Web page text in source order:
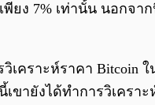
พียง 7% เท่านั้น นอกจ
เคราะห์ราคา Bitcoin
ขายังได้ทำการวิเครา